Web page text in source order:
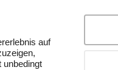
auf
unbedingt